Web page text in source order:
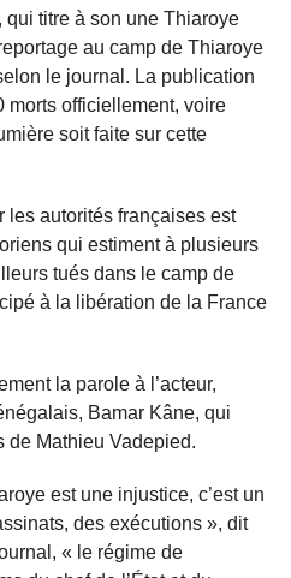
qui titre à son une Thiaroye
au camp de Thiaroye
le journal. La publication
morts officiellement, voire
soit faite sur cette
les autorités françaises est
qui estiment à plusieurs
tués dans le camp de
à la libération de la France
la parole à l’acteur,
Bamar Kâne, qui
de Mathieu Vadepied.
est une injustice, c’est un
des exécutions », dit
« le régime de